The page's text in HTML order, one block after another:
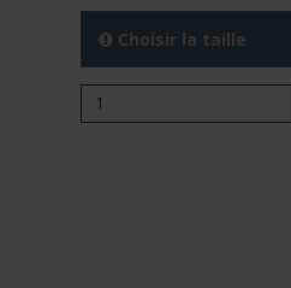
Choisir la taille